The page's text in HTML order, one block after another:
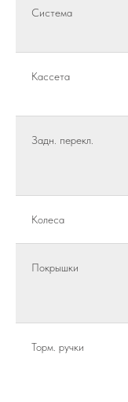
Система
Кассета
Задн. перекл.
Колеса
Покрышки
Торм. ручки